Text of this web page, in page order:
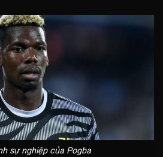
sự nghiệp của Pogba